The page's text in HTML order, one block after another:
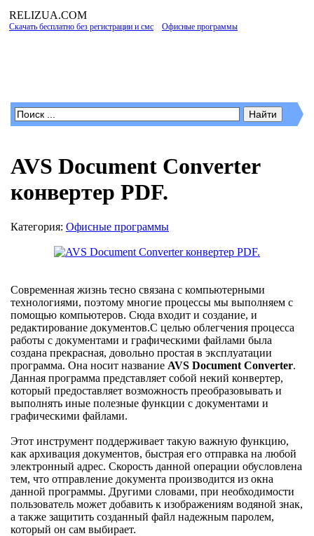
RELIZUA.COM
Скачать бесплатно без регистрации и смс Офисные программы
AVS Document Converter
конвертер PDF.
Категория: Офисные программы
Современная жизнь тесно связана с компьютерными
технологиями, поэтому многие процессы мы выполняем с
помощью компьютеров. Сюда входит и создание, и
редактирование документов.С целью облегчения процесса
работы с документами и графическими файлами была
создана прекрасная, довольно простая в эксплуатации
программа. Она носит название AVS Document Converter.
Данная программа представляет собой некий конвертер,
который предоставляет возможность преобразовывать и
выполнять иные полезные функции с документами и
графическими файлами.
Этот инструмент поддерживает такую важную функцию,
как архивация документов, быстрая его отправка на любой
электронный адрес. Скорость данной операции обусловлена
тем, что отправление документа производится из окна
данной программы. Другими словами, при необходимости
пользователь может добавить к изображениям водяной знак,
а также защитить созданный файл надежным паролем,
который он сам выбирает.